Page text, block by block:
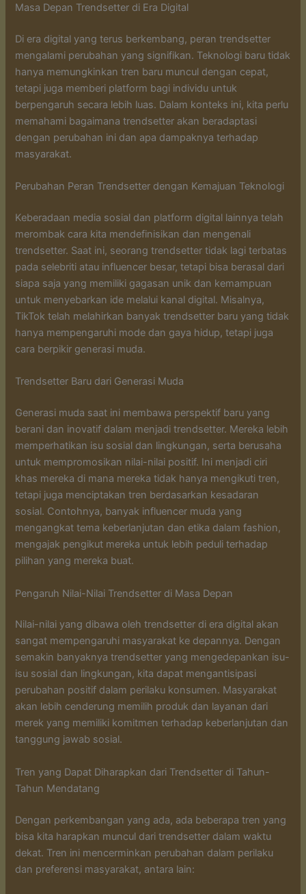
Masa Depan Trendsetter di Era Digital
Di era digital yang terus berkembang, peran trendsetter
mengalami perubahan yang signifikan. Teknologi baru tidak
hanya memungkinkan tren baru muncul dengan cepat,
tetapi juga memberi platform bagi individu untuk
berpengaruh secara lebih luas. Dalam konteks ini, kita perlu
memahami bagaimana trendsetter akan beradaptasi
dengan perubahan ini dan apa dampaknya terhadap
masyarakat.
Perubahan Peran Trendsetter dengan Kemajuan Teknologi
Keberadaan media sosial dan platform digital lainnya telah
merombak cara kita mendefinisikan dan mengenali
trendsetter. Saat ini, seorang trendsetter tidak lagi terbatas
pada selebriti atau influencer besar, tetapi bisa berasal dari
siapa saja yang memiliki gagasan unik dan kemampuan
untuk menyebarkan ide melalui kanal digital. Misalnya,
TikTok telah melahirkan banyak trendsetter baru yang tidak
hanya mempengaruhi mode dan gaya hidup, tetapi juga
cara berpikir generasi muda.
Trendsetter Baru dari Generasi Muda
Generasi muda saat ini membawa perspektif baru yang
berani dan inovatif dalam menjadi trendsetter. Mereka lebih
memperhatikan isu sosial dan lingkungan, serta berusaha
untuk mempromosikan nilai-nilai positif. Ini menjadi ciri
khas mereka di mana mereka tidak hanya mengikuti tren,
tetapi juga menciptakan tren berdasarkan kesadaran
sosial. Contohnya, banyak influencer muda yang
mengangkat tema keberlanjutan dan etika dalam fashion,
mengajak pengikut mereka untuk lebih peduli terhadap
pilihan yang mereka buat.
Pengaruh Nilai-Nilai Trendsetter di Masa Depan
Nilai-nilai yang dibawa oleh trendsetter di era digital akan
sangat mempengaruhi masyarakat ke depannya. Dengan
semakin banyaknya trendsetter yang mengedepankan isu-
isu sosial dan lingkungan, kita dapat mengantisipasi
perubahan positif dalam perilaku konsumen. Masyarakat
akan lebih cenderung memilih produk dan layanan dari
merek yang memiliki komitmen terhadap keberlanjutan dan
tanggung jawab sosial.
Tren yang Dapat Diharapkan dari Trendsetter di Tahun-
Tahun Mendatang
Dengan perkembangan yang ada, ada beberapa tren yang
bisa kita harapkan muncul dari trendsetter dalam waktu
dekat. Tren ini mencerminkan perubahan dalam perilaku
dan preferensi masyarakat, antara lain: